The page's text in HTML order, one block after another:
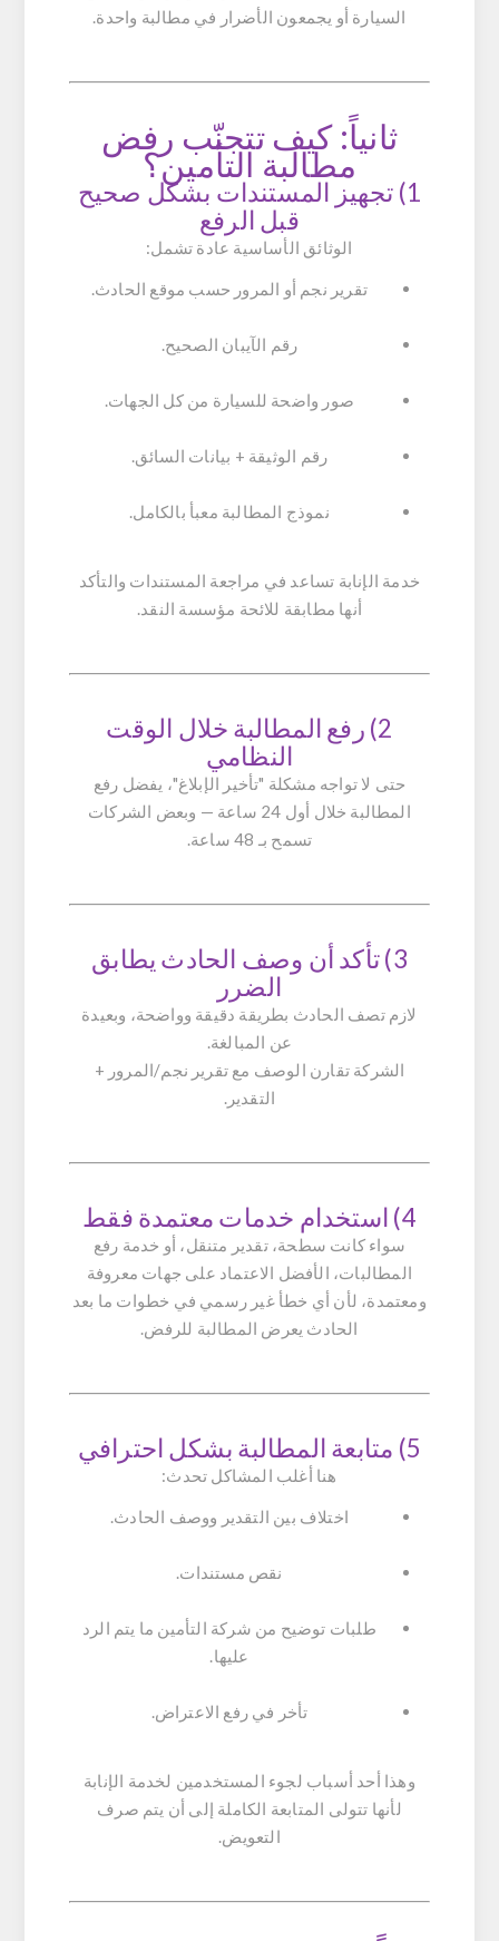
السيارة أو يجمعون الأضرار في مطالبة واحدة.
ثانياً: كيف تتجنّب رفض
مطالبة التأمين؟
1) تجهيز المستندات بشكل صحيح
قبل الرفع
الوثائق الأساسية عادة تشمل:
تقرير نجم أو المرور حسب موقع الحادث.
رقم الآيبان الصحيح.
صور واضحة للسيارة من كل الجهات.
رقم الوثيقة + بيانات السائق.
نموذج المطالبة معبأ بالكامل.
خدمة الإنابة تساعد في مراجعة المستندات والتأكد
أنها مطابقة للائحة مؤسسة النقد.
2) رفع المطالبة خلال الوقت
النظامي
حتى لا تواجه مشكلة "تأخير الإبلاغ"، يفضل رفع
المطالبة خلال أول 24 ساعة — وبعض الشركات
تسمح بـ 48 ساعة.
3) تأكد أن وصف الحادث يطابق
الضرر
لازم تصف الحادث بطريقة دقيقة وواضحة، وبعيدة
عن المبالغة.
الشركة تقارن الوصف مع تقرير نجم/المرور +
التقدير.
4) استخدام خدمات معتمدة فقط
سواء كانت سطحة، تقدير متنقل، أو خدمة رفع
المطالبات، الأفضل الاعتماد على جهات معروفة
ومعتمدة، لأن أي خطأ غير رسمي في خطوات ما بعد
الحادث يعرض المطالبة للرفض.
5) متابعة المطالبة بشكل احترافي
هنا أغلب المشاكل تحدث:
اختلاف بين التقدير ووصف الحادث.
نقص مستندات.
طلبات توضيح من شركة التأمين ما يتم الرد
عليها.
تأخر في رفع الاعتراض.
وهذا أحد أسباب لجوء المستخدمين لخدمة الإنابة
لأنها تتولى المتابعة الكاملة إلى أن يتم صرف
التعويض.